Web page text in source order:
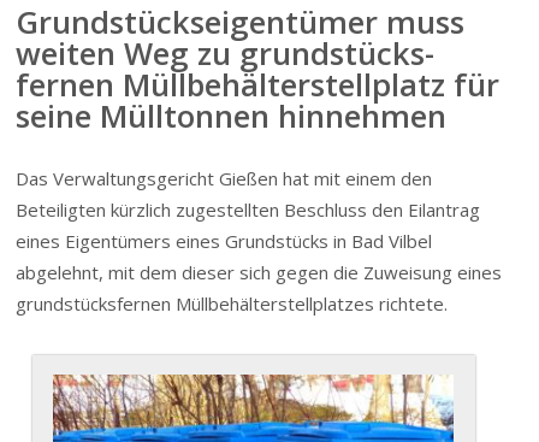
Grund­s­tücks­ei­gentümer muss
weiten Weg zu grund­s­tücks­
fernen Müllbe­häl­ter­stellplatz für
seine Mülltonnen hinnehmen
Das Verwal­tungs­gericht Gießen hat mit einem den
Beteiligten kürzlich zugestellten Beschluss den Eilantrag
eines Eigentümers eines Grundstücks in Bad Vilbel
abgelehnt, mit dem dieser sich gegen die Zuweisung eines
grund­s­tücks­fernen Müllbe­häl­ter­stell­platzes richtete.